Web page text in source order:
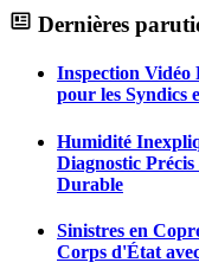
Dernières
Inspection Vidéo
pour les Syndics
Humidité
Diagnostic
Durable
Sinistres en
Corps d'État